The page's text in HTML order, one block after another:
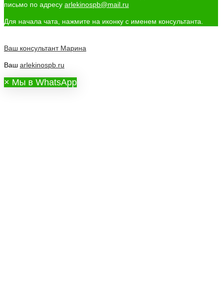
письмо по адресу arlekinospb@mail.ru
Для начала чата, нажмите на иконку с именем консультанта.
Ваш консультант Марина
Ваш arlekinospb.ru
× Мы в WhatsApp